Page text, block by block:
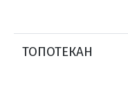
ТОПОТЕКАН